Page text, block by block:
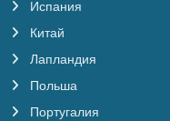
Испания
Китай
Лапландия
Польша
Португалия